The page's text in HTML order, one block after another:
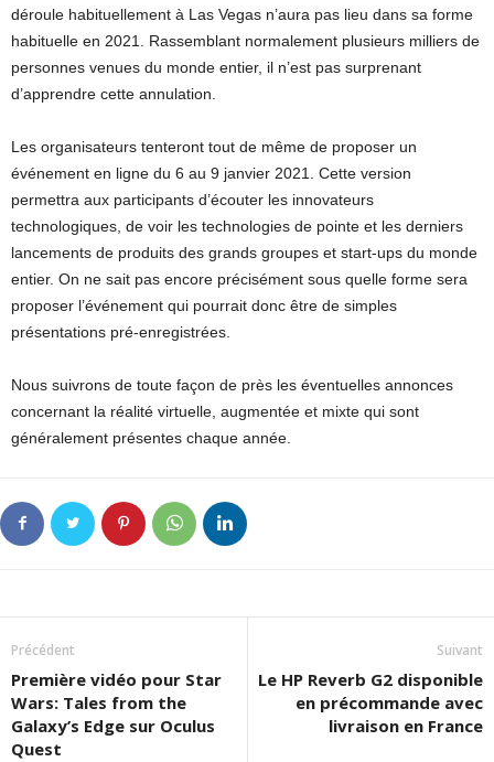
déroule habituellement à Las Vegas n’aura pas lieu dans sa forme
habituelle en 2021. Rassemblant normalement plusieurs milliers de
personnes venues du monde entier, il n’est pas surprenant
d’apprendre cette annulation.
Les organisateurs tenteront tout de même de proposer un
événement en ligne du 6 au 9 janvier 2021. Cette version
permettra aux participants d’écouter les innovateurs
technologiques, de voir les technologies de pointe et les derniers
lancements de produits des grands groupes et start-ups du monde
entier. On ne sait pas encore précisément sous quelle forme sera
proposer l’événement qui pourrait donc être de simples
présentations pré-enregistrées.
Nous suivrons de toute façon de près les éventuelles annonces
concernant la réalité virtuelle, augmentée et mixte qui sont
généralement présentes chaque année.
Précédent
Première vidéo pour Star
Wars: Tales from the
Galaxy’s Edge sur Oculus
Quest
Suivant
Le HP Reverb G2 disponible
en précommande avec
livraison en France